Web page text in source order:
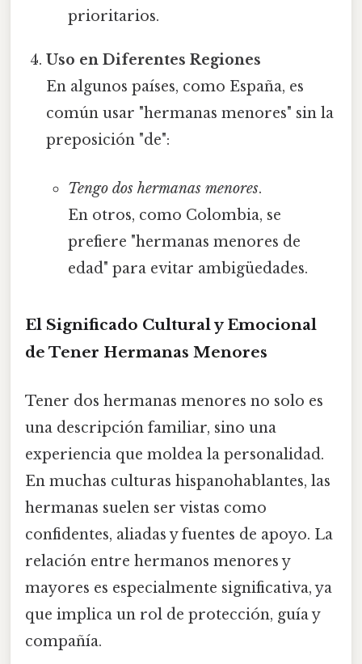
prioritarios.
Uso en Diferentes Regiones
En algunos países, como España, es
común usar "hermanas menores" sin la
preposición "de":
Tengo dos hermanas menores.
En otros, como Colombia, se
prefiere "hermanas menores de
edad" para evitar ambigüedades.
El Significado Cultural y Emocional
de Tener Hermanas Menores
Tener dos hermanas menores no solo es
una descripción familiar, sino una
experiencia que moldea la personalidad.
En muchas culturas hispanohablantes, las
hermanas suelen ser vistas como
confidentes, aliadas y fuentes de apoyo. La
relación entre hermanos menores y
mayores es especialmente significativa, ya
que implica un rol de protección, guía y
compañía.